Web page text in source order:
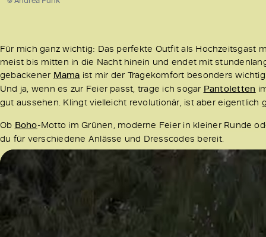
Für mich ganz wichtig: Das perfekte Outfit als Hochzeitsgast
meist bis mitten in die Nacht hinein und endet mit
gebackener Mama ist mir der Tragekomfort besonders
Und ja, wenn es zur Feier passt, trage ich sogar Pantoletten
gut aussehen. Klingt vielleicht revolutionär, ist aber eigentlich
Ob Boho-Motto im Grünen, moderne Feier in kleiner Runde
du für verschiedene Anlässe und Dresscodes bereit.